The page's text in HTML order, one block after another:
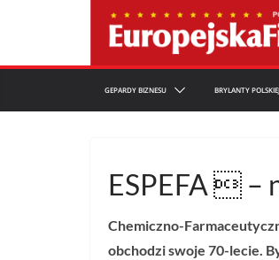
GEPARDY BIZNESU BRYLANTY
ESPEFA  –
Chemiczno-
obchodzi swoje 70-lecie.